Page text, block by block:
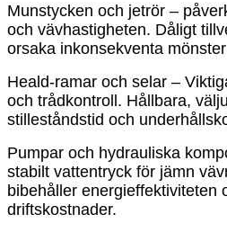
Munstycken och jetrör –
och vävhastigheten. Dåligt
orsaka inkonsekventa
Heald-ramar och selar –
och trådkontroll. Hållbara,
stilleståndstid och
Pumpar och hydrauliska
stabilt vattentryck för jämn
bibehåller energieffektiviteten
driftskostnader.